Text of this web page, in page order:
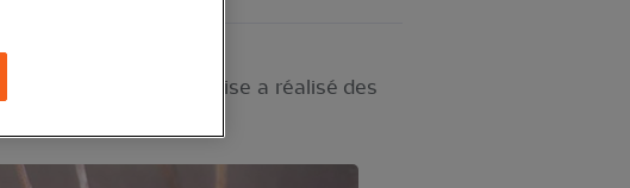
, notre équipe d'expertise a réalisé des